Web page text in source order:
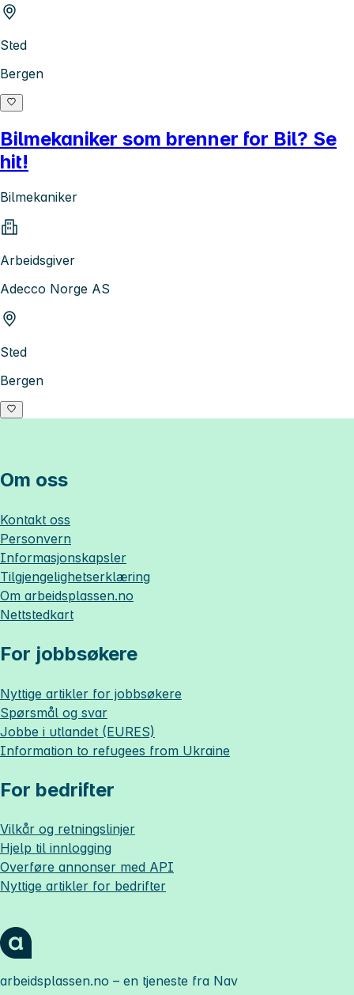
Sted
Bergen
Bilmekaniker som brenner for Bil? Se
hit!
Bilmekaniker
Arbeidsgiver
Adecco Norge AS
Sted
Bergen
Om oss
Kontakt oss
Personvern
Informasjonskapsler
Tilgjengelighetserklæring
Om arbeidsplassen.no
Nettstedkart
For jobbsøkere
Nyttige artikler for jobbsøkere
Spørsmål og svar
Jobbe i utlandet (EURES)
Information to refugees from Ukraine
For bedrifter
Vilkår og retningslinjer
Hjelp til innlogging
Overføre annonser med API
Nyttige artikler for bedrifter
arbeidsplassen.no – en tjeneste fra Nav